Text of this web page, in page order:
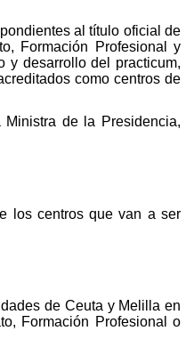
al título oficial de
Formación Profesional y
y desarrollo del practicum,
como centros de
de la Presidencia,
los centros que van a ser
de Ceuta y Melilla en
Formación Profesional o